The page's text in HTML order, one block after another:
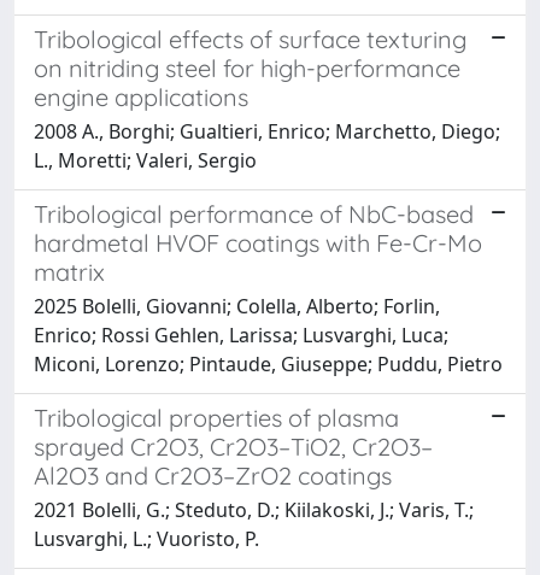
Tribological effects of surface texturing
on nitriding steel for high-performance
engine applications
2008 A., Borghi; Gualtieri, Enrico; Marchetto, Diego;
L., Moretti; Valeri, Sergio
Tribological performance of NbC-based
hardmetal HVOF coatings with Fe-Cr-Mo
matrix
2025 Bolelli, Giovanni; Colella, Alberto; Forlin,
Enrico; Rossi Gehlen, Larissa; Lusvarghi, Luca;
Miconi, Lorenzo; Pintaude, Giuseppe; Puddu, Pietro
Tribological properties of plasma
sprayed Cr2O3, Cr2O3–TiO2, Cr2O3–
Al2O3 and Cr2O3–ZrO2 coatings
2021 Bolelli, G.; Steduto, D.; Kiilakoski, J.; Varis, T.;
Lusvarghi, L.; Vuoristo, P.